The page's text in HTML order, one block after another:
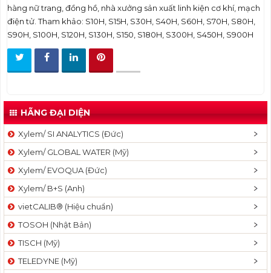
hàng nữ trang, đồng hồ, nhà xưởng sản xuất linh kiện cơ khí, mạch
điện tử. Tham khảo: S10H, S15H, S30H, S40H, S60H, S70H, S80H,
S90H, S100H, S120H, S130H, S150, S180H, S300H, S450H, S900H
HÃNG ĐẠI DIỆN
Xylem/ SI ANALYTICS (Đức)
Xylem/ GLOBAL WATER (Mỹ)
Xylem/ EVOQUA (Đức)
Xylem/ B+S (Anh)
vietCALIB® (Hiệu chuẩn)
TOSOH (Nhật Bản)
TISCH (Mỹ)
TELEDYNE (Mỹ)